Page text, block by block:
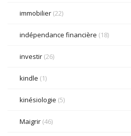
immobilier (22)
indépendance financière (18)
investir (26)
kindle (1)
kinésiologie (5)
Maigrir (46)